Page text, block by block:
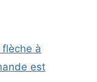
à
est